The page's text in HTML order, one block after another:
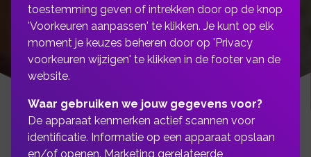
toestemming geven of intrekken door op de knop
'Voorkeuren aanpassen' te klikken. Je kunt op elk
moment je keuzes beheren door op 'Privacy
voorkeuren wijzigen' te klikken in de footer van de
website.
Waar gebruiken we jouw gegevens voor?
De apparaat kenmerken actief scannen voor
identificatie. Informatie op een apparaat opslaan
en/of openen. Marketing gerelateerde